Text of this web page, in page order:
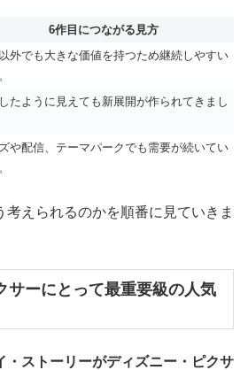
6作目につながる見方
外でも大きな価値を持つため継続しやすい
たように見えても新展開が作られてきまし
や配信、テーマパークでも需要が続いてい
考えられるのかを順番に見ていきま
サーにとって最重要級の人気
・ストーリーがディズニー・ピクサ